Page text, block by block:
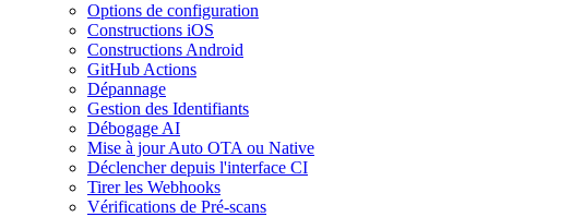
Options de configuration
Constructions iOS
Constructions Android
GitHub Actions
Dépannage
Gestion des Identifiants
Débogage AI
Mise à jour Auto OTA ou Native
Déclencher depuis l'interface CI
Tirer les Webhooks
Vérifications de Pré-scans